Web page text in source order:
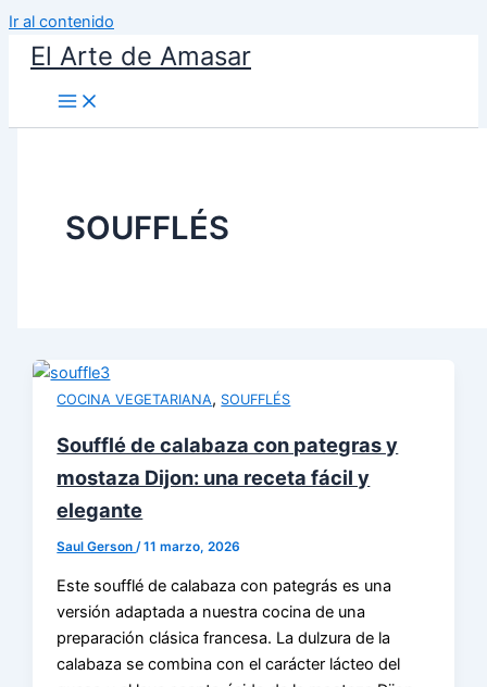
Ir al contenido
El Arte de Amasar
SOUFFLÉS
COCINA VEGETARIANA, SOUFFLÉS
Soufflé de calabaza con pategras y
mostaza Dijon: una receta fácil y
elegante
Saul Gerson/11 marzo, 2026
Este soufflé de calabaza con pategrás es una
versión adaptada a nuestra cocina de una
preparación clásica francesa. La dulzura de la
calabaza se combina con el carácter lácteo del